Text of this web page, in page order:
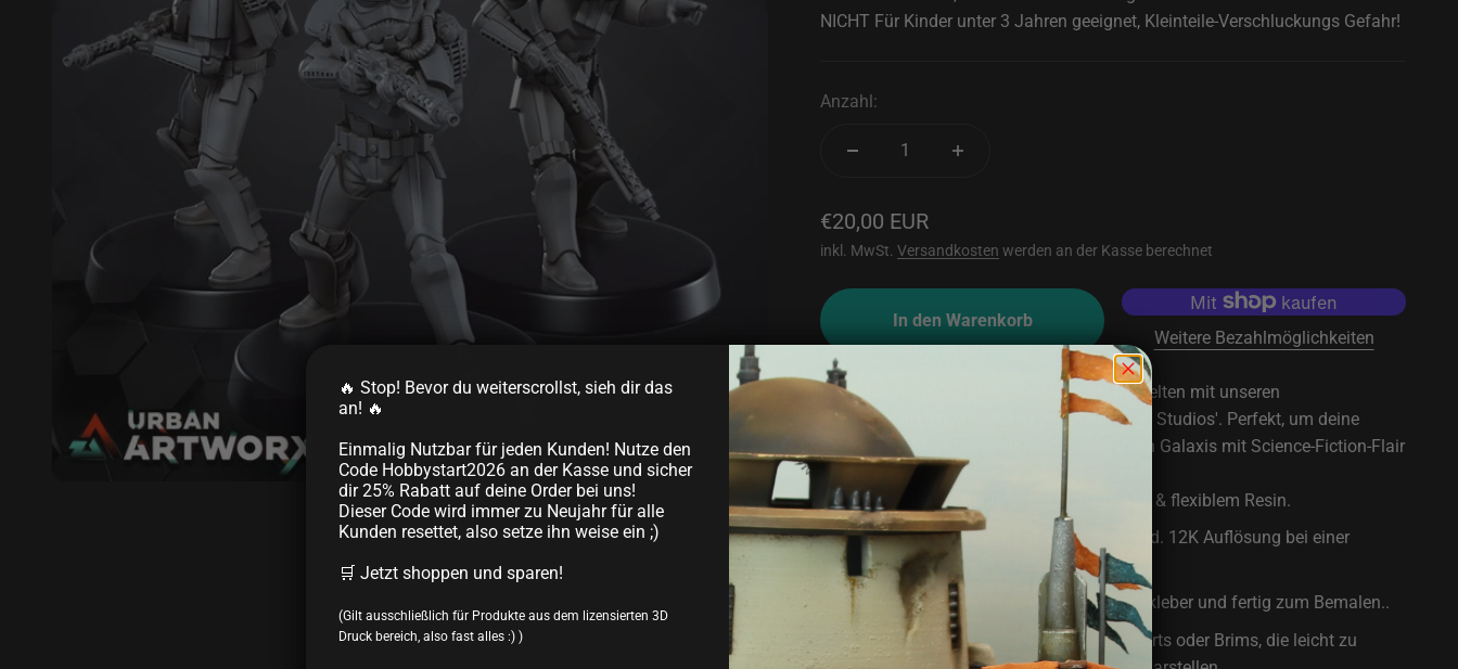
NICHT Für Kinder unter 3 Jahren geeignet, Kleinteile-Verschluckungs Gefahr!
Anzahl:
Angebot
€20,00 EUR
inkl. MwSt. Versandkosten werden an der Kasse berechnet
In den Warenkorb
Weitere Bezahlmöglichkeiten
Flieg davon, hin zu phänomenalen Sci-Fi-Welten mit unseren
hochdetaillierten Miniaturen von 'Skullforge Studios'. Perfekt, um deine
Tabletop-Schlachten in einer weit entfernten Galaxis mit Science-Fiction-Flair
Hergestellt aus hochwertigem, robustem & flexiblem Resin.
Gedruckt in super feinen Details mit mind. 12K Auflösung bei einer
Schichtstärke von spektakulären 0,02mm
Einfacher Zusammenbau mit Sekundenkleber und fertig zum Bemalen..
Eventuelle leichte Reste von Drucksupports oder Brims, die leicht zu
🔥 Stop! Bevor du weiterscrollst, sieh dir das
an! 🔥
Einmalig Nutzbar für jeden Kunden! Nutze den
Code Hobbystart2026 an der Kasse und sicher
dir 25% Rabatt auf deine Order bei uns!
Dieser Code wird immer zu Neujahr für alle
Kunden resettet, also setze ihn weise ein ;)
🛒 Jetzt shoppen und sparen!
(Gilt ausschließlich für Produkte aus dem lizensierten 3D
Druck bereich, also fast alles :) )